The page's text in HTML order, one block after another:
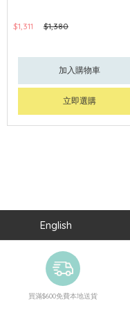
$1,311 $1,380
加入購物車
立即選購
English
買滿$600免費本地送貨